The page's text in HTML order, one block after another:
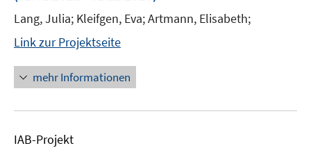
Lang, Julia; Kleifgen, Eva; Artmann, Elisabeth;
Link zur Projektseite
mehr Informationen
IAB-Projekt